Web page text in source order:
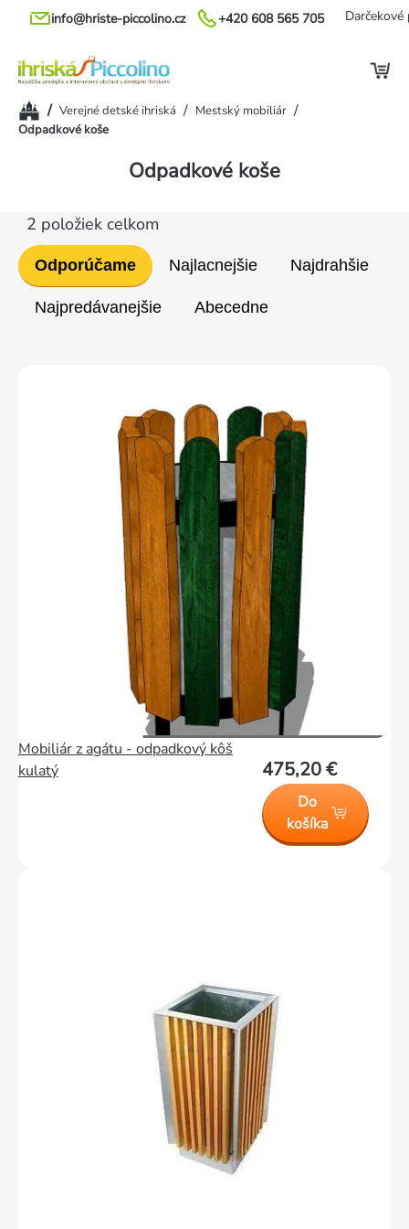
Prejsť
+420 608 565 705
info@hriste-piccolino.cz Darčekové
Domov
/ Verejné detské ihriská / Mestský mobiliár /
Odpadkové koše
Odpadkové koše
Radenie
produktov
Odporúčame Najlacnejšie Najdrahšie
Najpredávanejšie Abecedne
2 položiek celkom
produktov
Mobiliár z agátu - odpadkový kôš
kulatý
475,20 €
Do
košíka